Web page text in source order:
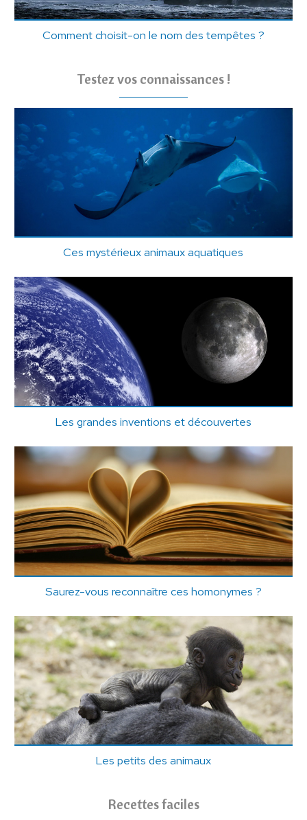
Comment choisit-on le nom des tempêtes ?
Testez vos connaissances !
Ces mystérieux animaux aquatiques
Les grandes inventions et découvertes
Saurez-vous reconnaître ces homonymes ?
Les petits des animaux
Recettes faciles